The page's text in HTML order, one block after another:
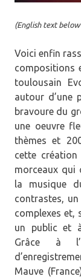
(English text
Voici enfin
compositions
toulousain
autour d’une
bravoure du
une oeuvre
thèmes et
cette création
morceaux qui
la musique
contrastes,
complexes et,
un public et
Grâce à
Mauve